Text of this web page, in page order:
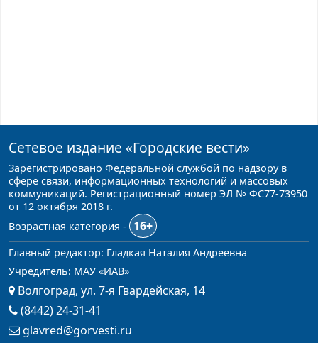
Сетевое издание «Городские вести»
Зарегистрировано Федеральной службой по надзору в
сфере связи, информационных технологий и массовых
коммуникаций. Регистрационный номер ЭЛ № ФС77-73950
от 12 октября 2018 г.
Возрастная категория -
16+
Главный редактор: Гладкая Наталия Андреевна
Учредитель: МАУ «ИАВ»
Волгоград, ул. 7-я Гвардейская, 14
(8442) 24-31-41
glavred@gorvesti.ru